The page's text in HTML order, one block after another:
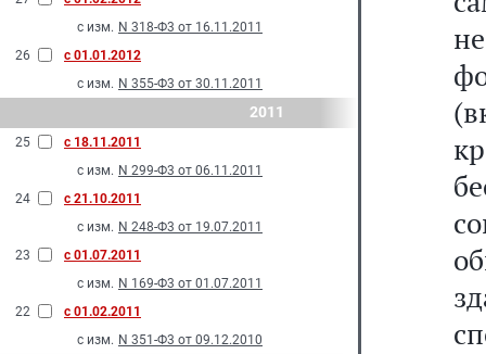
с изм. N 318-Ф3 от 16.11.2011
26
с 01.01.2012
с изм. N 355-Ф3 от 30.11.2011
2011
25
с 18.11.2011
с изм. N 299-Ф3 от 06.11.2011
24
с 21.10.2011
с изм. N 248-Ф3 от 19.07.2011
23
с 01.07.2011
с изм. N 169-Ф3 от 01.07.2011
22
с 01.02.2011
с изм. N 351-Ф3 от 09.12.2010